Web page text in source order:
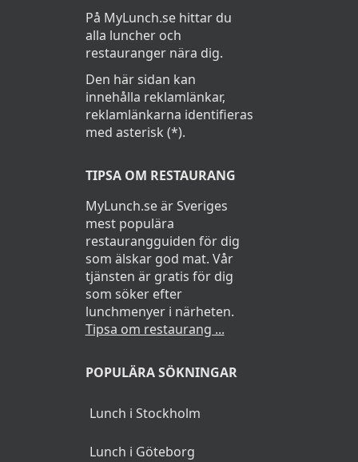
På MyLunch.se hittar du
alla luncher och
restauranger nära dig.
Den här sidan kan
innehålla reklamlänkar,
reklamlänkarna identifieras
med asterisk (*).
TIPSA OM RESTAURANG
MyLunch.se är Sveriges
mest populära
restaurangguiden för dig
som älskar god mat. Vår
tjänsten är gratis för dig
som söker efter
lunchmenyer i närheten.
Tipsa om restaurang ...
POPULÄRA SÖKNINGAR
Lunch i Stockholm
Lunch i Göteborg